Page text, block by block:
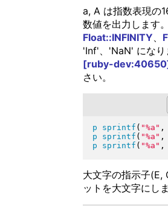
a, A は指数表現の
数値を出力します
Float::INFINITY、
'Inf'、'NaN' になり
[ruby-
さい。
p sprintf ( "%a " ,
p
sprintf ( "%a " ,
p
sprintf ( "%a " ,
大文字の指示子(E,
ットを大文字にしま